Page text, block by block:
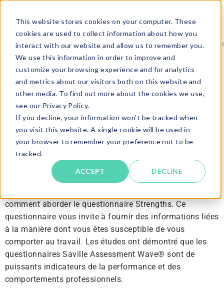
This website stores cookies on your computer. These
cookies are used to collect information about how you
interact with our website and allow us to remember you.
We use this information in order to improve and
customize your browsing experience and for analytics
and metrics about our visitors both on this website and
other media. To find out more about the cookies we use,
see our Privacy Policy.
If you decline, your information won’t be tracked when
you visit this website. A single cookie will be used in
your browser to remember your preference not to be
tracked.
ACCEPT DECLINE
Introduction au
questionnaire
Wave® Strengths
comment aborder le questionnaire Strengths. Ce
questionnaire vous invite à fournir des informations liées
à la manière dont vous êtes susceptible de vous
comporter au travail. Les études ont démontré que les
questionnaires Saville Assessment Wave® sont de
puissants indicateurs de la performance et des
comportements professionnels.